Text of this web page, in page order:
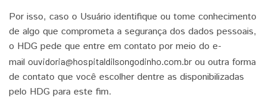
Por isso, caso o Usuário identifique ou tome conhecimento
de algo que comprometa a segurança dos dados pessoais,
o HDG pede que entre em contato por meio do e-
mail ouvidoria@hospitaldilsongodinho.com.br ou outra forma
de contato que você escolher dentre as disponibilizadas
pelo HDG para este fim.